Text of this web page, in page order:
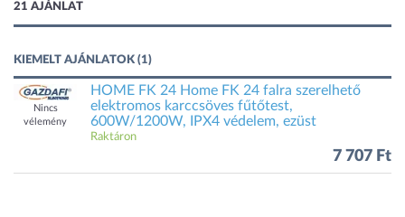
21 AJÁNLAT
KIEMELT AJÁNLATOK (1)
Nincs
vélemény
HOME FK 24 Home FK 24 falra szerelhető
elektromos karccsöves fűtőtest,
600W/1200W, IPX4 védelem, ezüst
Raktáron
7 707 Ft